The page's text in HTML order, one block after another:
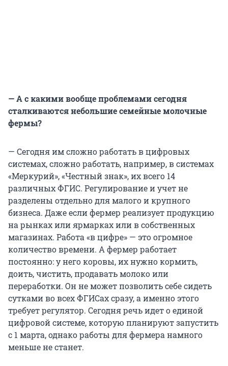
— А с какими вообще проблемами сегодня
сталкиваются небольшие семейные молочные
фермы?
— Сегодня им сложно работать в цифровых
системах, сложно работать, например, в системах
«Меркурий», «Честный знак», их всего 14
различных ФГИС. Регулирование и учет не
разделены отдельно для малого и крупного
бизнеса. Даже если фермер реализует продукцию
на рынках или ярмарках или в собственных
магазинах. Работа «в цифре» — это огромное
количество времени. А фермер работает
постоянно: у него коровы, их нужно кормить,
доить, чистить, продавать молоко или
переработки. Он не может позволить себе сидеть
сутками во всех ФГИСах сразу, а именно этого
требует регулятор. Сегодня речь идет о единой
цифровой системе, которую планируют запустить
с 1 марта, однако работы для фермера намного
меньше не станет.